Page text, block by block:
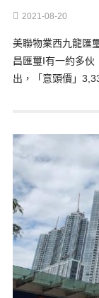
2021-08-20
美聯物業西九龍匯
昌匯璽I有一約多伙
出，「意頭價」